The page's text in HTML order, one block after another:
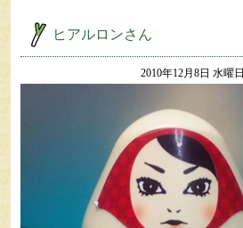
ヒアルロンさん
2010年12月8日 水曜日